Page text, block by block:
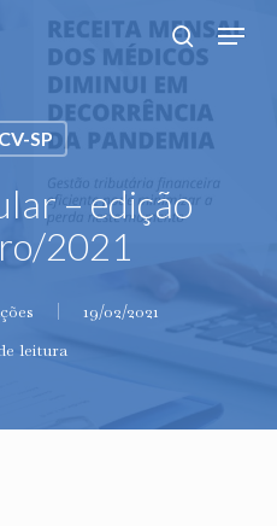
search
Menu
SP
– edição
2021
19/02/2021
leitura